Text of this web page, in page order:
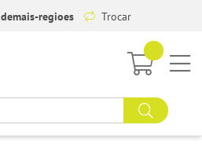
demais-regioes Trocar